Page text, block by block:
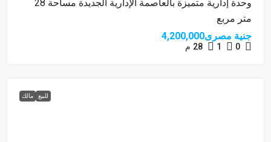
وحدة إدارية متميزة بالعاصمة الإدارية الجديدة مساحة 28
متر مربع
جنية مصرى4,200,000
0
1
28 م
للبيع مالك